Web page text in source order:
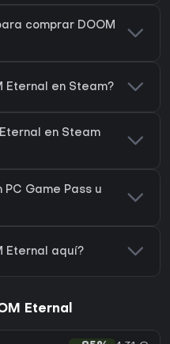
comprar DOOM
Eternal en Steam?
en Steam
PC Game Pass u
Eternal aquí?
Eternal